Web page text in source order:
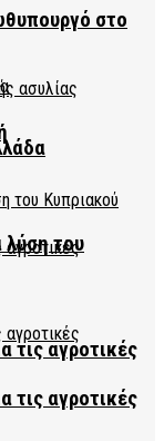
τις αγροτικές
στο
λύση του
τις αγροτικές